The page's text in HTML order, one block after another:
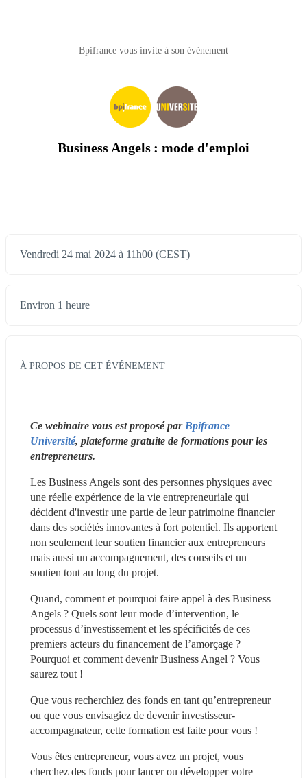
Bpifrance vous invite à son événement
Business Angels : mode d'emploi
Vendredi 24 mai 2024 à 11h00 (CEST)
Environ 1 heure
À PROPOS DE CET ÉVÉNEMENT
Ce webinaire vous est proposé par Bpifrance
Université, plateforme gratuite de formations pour les
entrepreneurs.
Les Business Angels sont des personnes physiques avec
une réelle expérience de la vie entrepreneuriale qui
décident d'investir une partie de leur patrimoine financier
dans des sociétés innovantes à fort potentiel. Ils apportent
non seulement leur soutien financier aux entrepreneurs
mais aussi un accompagnement, des conseils et un
soutien tout au long du projet.
Quand, comment et pourquoi faire appel à des Business
Angels ? Quels sont leur mode d’intervention, le
processus d’investissement et les spécificités de ces
premiers acteurs du financement de l’amorçage ?
Pourquoi et comment devenir Business Angel ? Vous
saurez tout !
Que vous recherchiez des fonds en tant qu’entrepreneur
ou que vous envisagiez de devenir investisseur-
accompagnateur, cette formation est faite pour vous !
Vous êtes entrepreneur, vous avez un projet, vous
cherchez des fonds pour lancer ou développer votre